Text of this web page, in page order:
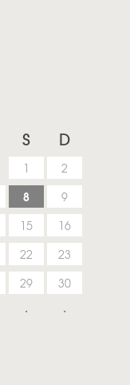
S D
1
2
8
9
15
16
22
23
29
30